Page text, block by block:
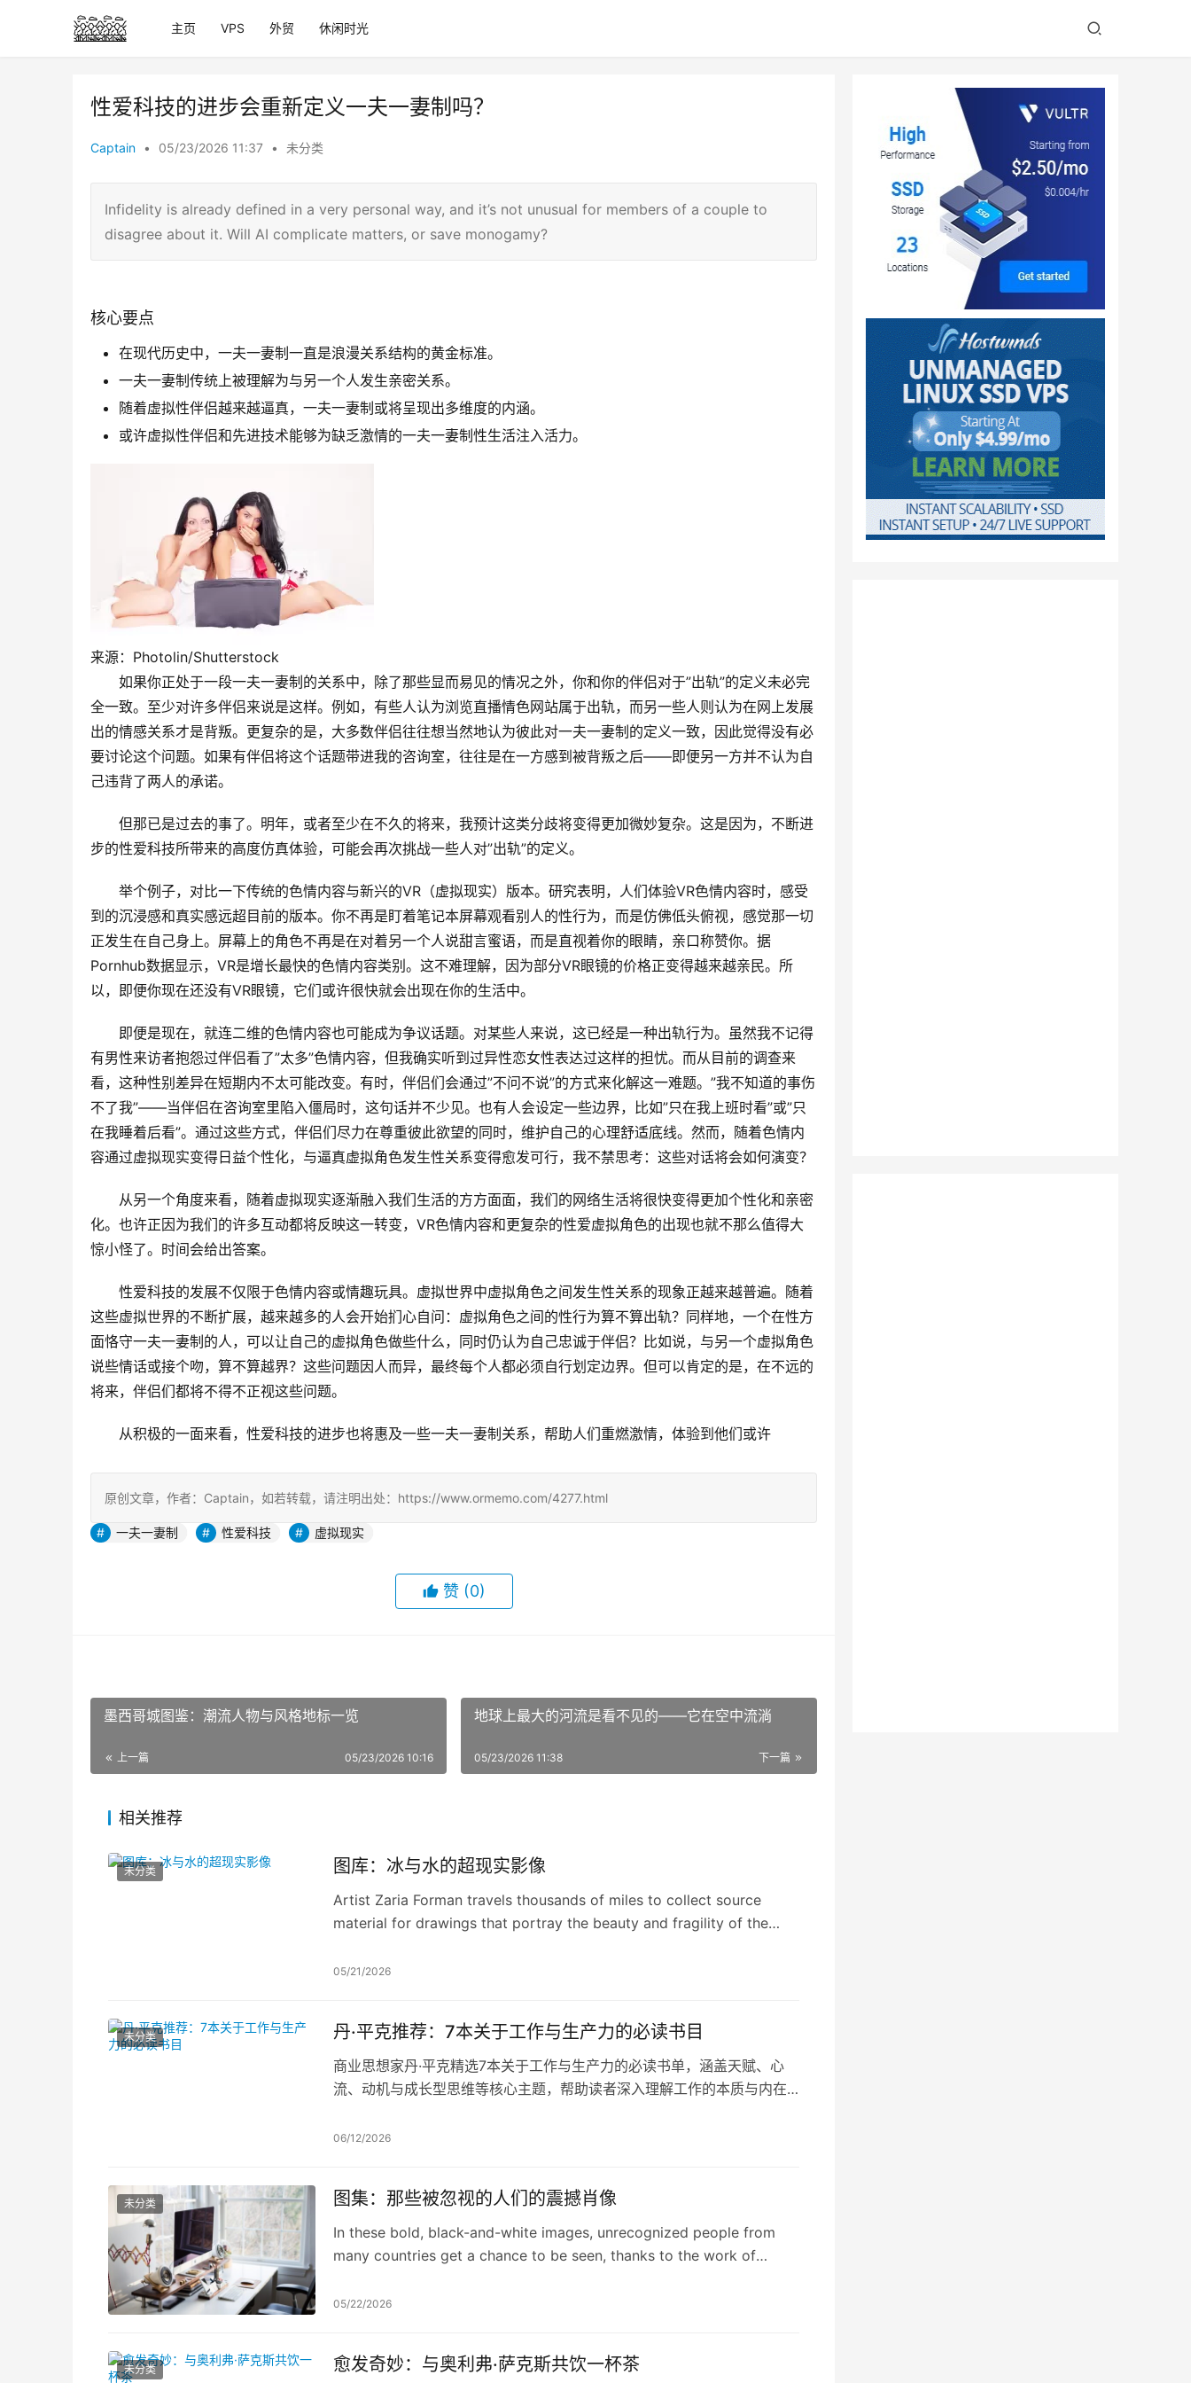
主页 VPS 外贸 休闲时光
性爱科技的进步会重新定义一夫一妻制吗？
Captain • 05/23/2026 11:37 • 未分类
Infidelity is already defined in a very personal way, and it’s not unusual for members of a couple to
disagree about it. Will AI complicate matters, or save monogamy?
核心要点
在现代历史中，一夫一妻制一直是浪漫关系结构的黄金标准。
一夫一妻制传统上被理解为与另一个人发生亲密关系。
随着虚拟性伴侣越来越逼真，一夫一妻制或将呈现出多维度的内涵。
或许虚拟性伴侣和先进技术能够为缺乏激情的一夫一妻制性生活注入活力。
来源：Photolin/Shutterstock
如果你正处于一段一夫一妻制的关系中，除了那些显而易见的情况之外，你和你的伴侣对于”出轨”的定义未必完
全一致。至少对许多伴侣来说是这样。例如，有些人认为浏览直播情色网站属于出轨，而另一些人则认为在网上发展
出的情感关系才是背叛。更复杂的是，大多数伴侣往往想当然地认为彼此对一夫一妻制的定义一致，因此觉得没有必
要讨论这个问题。如果有伴侣将这个话题带进我的咨询室，往往是在一方感到被背叛之后——即便另一方并不认为自
己违背了两人的承诺。
但那已是过去的事了。明年，或者至少在不久的将来，我预计这类分歧将变得更加微妙复杂。这是因为，不断进
步的性爱科技所带来的高度仿真体验，可能会再次挑战一些人对”出轨”的定义。
举个例子，对比一下传统的色情内容与新兴的VR（虚拟现实）版本。研究表明，人们体验VR色情内容时，感受
到的沉浸感和真实感远超目前的版本。你不再是盯着笔记本屏幕观看别人的性行为，而是仿佛低头俯视，感觉那一切
正发生在自己身上。屏幕上的角色不再是在对着另一个人说甜言蜜语，而是直视着你的眼睛，亲口称赞你。据
Pornhub数据显示，VR是增长最快的色情内容类别。这不难理解，因为部分VR眼镜的价格正变得越来越亲民。所
以，即便你现在还没有VR眼镜，它们或许很快就会出现在你的生活中。
即便是现在，就连二维的色情内容也可能成为争议话题。对某些人来说，这已经是一种出轨行为。虽然我不记得
有男性来访者抱怨过伴侣看了”太多”色情内容，但我确实听到过异性恋女性表达过这样的担忧。而从目前的调查来
看，这种性别差异在短期内不太可能改变。有时，伴侣们会通过”不问不说”的方式来化解这一难题。”我不知道的事伤
不了我”——当伴侣在咨询室里陷入僵局时，这句话并不少见。也有人会设定一些边界，比如”只在我上班时看”或”只
在我睡着后看”。通过这些方式，伴侣们尽力在尊重彼此欲望的同时，维护自己的心理舒适底线。然而，随着色情内
容通过虚拟现实变得日益个性化，与逼真虚拟角色发生性关系变得愈发可行，我不禁思考：这些对话将会如何演变？
从另一个角度来看，随着虚拟现实逐渐融入我们生活的方方面面，我们的网络生活将很快变得更加个性化和亲密
化。也许正因为我们的许多互动都将反映这一转变，VR色情内容和更复杂的性爱虚拟角色的出现也就不那么值得大
惊小怪了。时间会给出答案。
性爱科技的发展不仅限于色情内容或情趣玩具。虚拟世界中虚拟角色之间发生性关系的现象正越来越普遍。随着
这些虚拟世界的不断扩展，越来越多的人会开始扪心自问：虚拟角色之间的性行为算不算出轨？同样地，一个在性方
面恪守一夫一妻制的人，可以让自己的虚拟角色做些什么，同时仍认为自己忠诚于伴侣？比如说，与另一个虚拟角色
说些情话或接个吻，算不算越界？这些问题因人而异，最终每个人都必须自行划定边界。但可以肯定的是，在不远的
将来，伴侣们都将不得不正视这些问题。
从积极的一面来看，性爱科技的进步也将惠及一些一夫一妻制关系，帮助人们重燃激情，体验到他们或许
原创文章，作者：Captain，如若转载，请注明出处：https://www.ormemo.com/4277.html
一夫一妻制 性爱科技 虚拟现实
赞 (0)
墨西哥城图鉴：潮流人物与风格地标一览
上一篇 05/23/2026 10:16
地球上最大的河流是看不见的——它在空中流淌
下一篇
05/23/2026 11:38
相关推荐
未分类 图库：冰与水的超现实影像
Artist Zaria Forman travels thousands of miles to collect source
material for drawings that portray the beauty and fragility of the
landscapes, so they’ll be inspired to protect and preserve them.
05/21/2026
未分类 丹·平克推荐：7本关于工作与生产力的必读书目
商业思想家丹·平克精选7本关于工作与生产力的必读书单，涵盖天赋、心
流、动机与成长型思维等核心主题，帮助读者深入理解工作的本质与内在
06/12/2026
未分类 图集：那些被忽视的人们的震撼肖像
In these bold, black-and-white images, unrecognized people from
many countries get a chance to be seen, thanks to the work of
05/22/2026
未分类 愈发奇妙：与奥利弗·萨克斯共饮一杯茶